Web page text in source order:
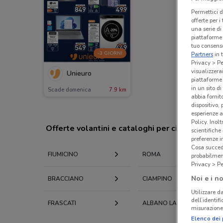
-3 GIORNI
Unieuro
Scade domenica 7.9 km
Offerte volantini e cataloghi per città nelle
FIUMICINO ROMA
BRACCIANO CIAMPINO
FRASCATI ALBANO LAZIALE
Permettici
offerte per
una serie
piattaforme
tuo
Partnersin
Privacy >
piattaforme
in un sito
abbia
dispositivo,
esperienze
Policy.
scientifiche
preferenze
Cosa
Privacy >
Noi e i
Utilizzare
Elenco dei